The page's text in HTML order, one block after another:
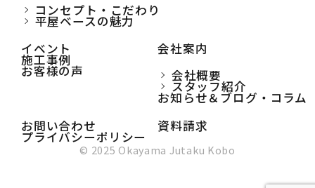
コンセプト・こだわり
平屋ベースの魅力
イベント
施工事例
お客様の声
会社案内
会社概要
スタッフ紹介
お知らせ＆ブログ・コラム
お問い合わせ
資料請求
プライバシーポリシー
© 2025 Okayama Jutaku Kobo